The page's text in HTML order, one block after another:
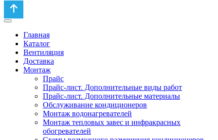
Главная
Каталог
Вентиляция
Доставка
Монтаж
Прайс
Прайс-лист. Дополнительные виды работ
Прайс-лист. Дополнительные материалы
Обслуживание кондиционеров
Монтаж водонагревателей
Монтаж тепловых завес и инфракрасных
обогревателей